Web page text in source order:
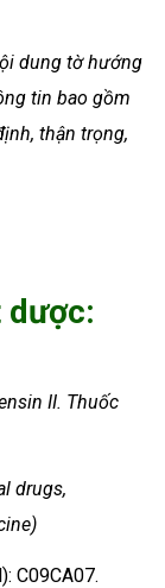
dung tờ hướng
tin bao gồm
thận trọng,
dược:
II. Thuốc
drugs,
C09CA07.